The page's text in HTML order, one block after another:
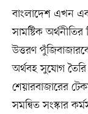
বাংলাদেশ এখন
সামষ্টিক
উত্তরণ
অর্থবহ সুযোগ
শেয়ারবাজারের
সমন্বিত সংস্কার